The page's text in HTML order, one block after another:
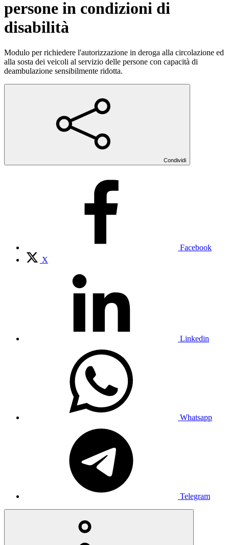
persone in condizioni di
disabilità
Modulo per richiedere l'autorizzazione in deroga alla circolazione ed
alla sosta dei veicoli al servizio delle persone con capacità di
deambulazione sensibilmente ridotta.
Condividi
Facebook
X
Linkedin
Whatsapp
Telegram